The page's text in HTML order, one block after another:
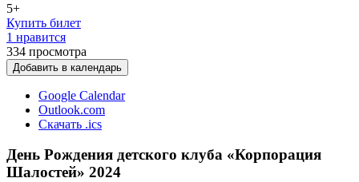
5+
Купить билет
1 нравится
334 просмотра
Добавить в календарь
Google Calendar
Outlook.com
Скачать .ics
День Рождения детского клуба «Корпорация
Шалостей» 2024